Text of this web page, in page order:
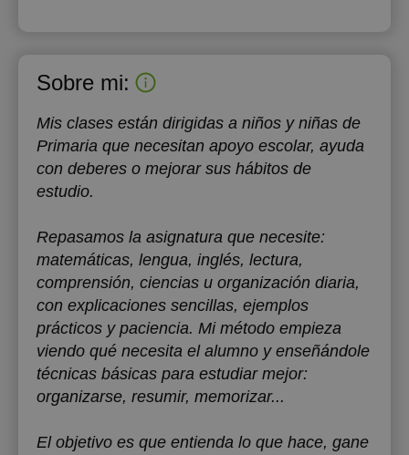
Sobre mi:
Mis clases están dirigidas a niños y niñas de
Primaria que necesitan apoyo escolar, ayuda
con deberes o mejorar sus hábitos de
estudio.
Repasamos la asignatura que necesite:
matemáticas, lengua, inglés, lectura,
comprensión, ciencias u organización diaria,
con explicaciones sencillas, ejemplos
prácticos y paciencia. Mi método empieza
viendo qué necesita el alumno y enseñándole
técnicas básicas para estudiar mejor:
organizarse, resumir, memorizar...
El objetivo es que entienda lo que hace, gane